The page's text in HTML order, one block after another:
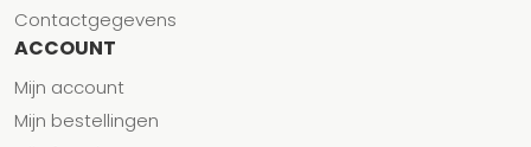
Contactgegevens
ACCOUNT
Mijn account
Mijn bestellingen